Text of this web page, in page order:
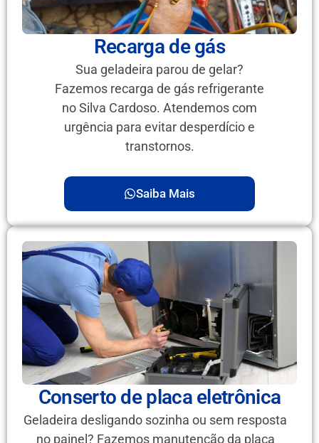
Recarga de gás
Sua geladeira parou de gelar?
Fazemos recarga de gás refrigerante
no Silva Cardoso. Atendemos com
urgência para evitar desperdício e
transtornos.
Saiba Mais
Conserto de placa eletrônica
Geladeira desligando sozinha ou sem resposta
no painel? Fazemos manutenção da placa